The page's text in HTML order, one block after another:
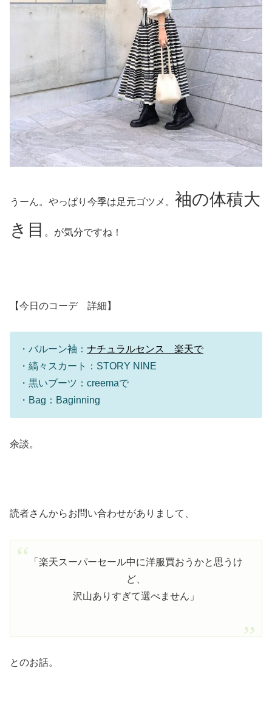
うーん。やっぱり今季は足元ゴツメ。 袖の体積大
き目 。が気分ですね！
【今日のコーデ 詳細】
・バルーン袖： ナチュラルセンス 楽天で
・縞々スカート：STORY NINE
・黒いブーツ：creemaで
・Bag：Baginning
余談。
読者さんからお問い合わせがありまして、
「楽天スーパーセール中に洋服買おうかと思うけ
ど、
沢山ありすぎて選べません」
とのお話。